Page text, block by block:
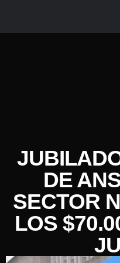
DE
SECTOR
LOS